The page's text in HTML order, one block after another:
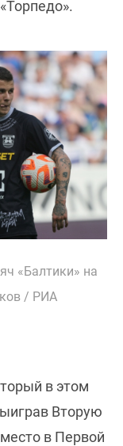
«Балтики» на
/ РИА
в этом
Вторую
в Первой